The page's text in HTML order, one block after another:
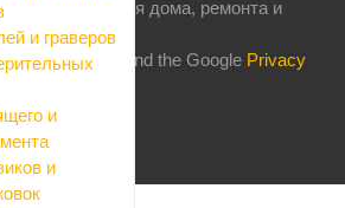
и граверов
и
и
товаров для дома, ремонта и
reCAPTCHA and the Google Privacy